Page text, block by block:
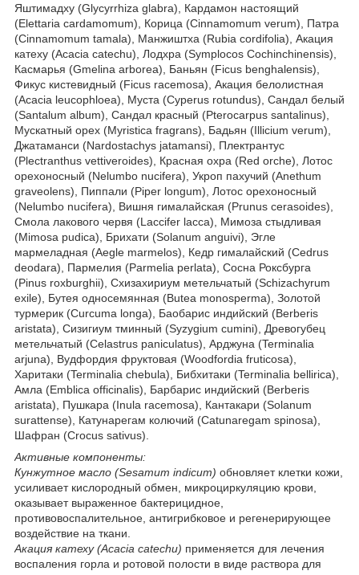
Яштимадху (Glycyrrhiza glabra), Кардамон настоящий
(Elettaria cardamomum), Корица (Cinnamomum verum), Патра
(Cinnamomum tamala), Манжиштха (Rubia cordifolia), Акация
катеху (Acacia catechu), Лодхра (Symplocos Cochinchinensis),
Касмарья (Gmelina arborea), Баньян (Ficus benghalensis),
Фикус кистевидный (Ficus racemosa), Акация белолистная
(Acacia leucophloea), Муста (Cyperus rotundus), Сандал белый
(Santalum album), Сандал красный (Pterocarpus santalinus),
Мускатный орех (Myristica fragrans), Бадьян (Illicium verum),
Джатаманси (Nardostachys jatamansi), Плектрантус
(Plectranthus vettiveroides), Красная охра (Red orche), Лотос
орехоносный (Nelumbo nucifera), Укроп пахучий (Anethum
graveolens), Пиппали (Piper longum), Лотос орехоносный
(Nelumbo nucifera), Вишня гималайская (Prunus cerasoides),
Смола лакового червя (Laccifer lacca), Мимоза стыдливая
(Mimosa pudica), Брихати (Solanum anguivi), Эгле
мармеладная (Aegle marmelos), Кедр гималайский (Cedrus
deodara), Пармелия (Parmelia perlata), Сосна Роксбурга
(Pinus roxburghii), Схизахириум метельчатый (Schizachyrum
exile), Бутея односемянная (Butea monosperma), Золотой
турмерик (Curcuma longa), Баобарис индийский (Berberis
aristata), Сизигиум тминный (Syzygium cumini), Древогубец
метельчатый (Celastrus paniculatus), Арджуна (Terminalia
arjuna), Вудфордия фруктовая (Woodfordia fruticosa),
Харитаки (Terminalia chebula), Бибхитаки (Terminalia bellirica),
Амла (Emblica officinalis), Барбарис индийский (Berberis
aristata), Пушкара (Inula racemosa), Кантакари (Solanum
surattense), Катунарегам колючий (Catunaregam spinosa),
Шафран (Crocus sativus).
Активные компоненты:
Кунжутное масло (Sesamum indicum) обновляет клетки кожи,
усиливает кислородный обмен, микроциркуляцию крови,
оказывает выраженное бактерицидное,
противовоспалительное, антигрибковое и регенерирующее
воздействие на ткани.
Акация катеху (Acacia catechu) применяется для лечения
воспаления горла и ротовой полости в виде раствора для